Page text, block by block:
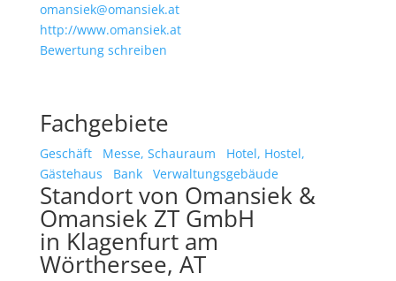
omansiek@omansiek.at
http://www.omansiek.at
Bewertung schreiben
Fachgebiete
Geschäft Messe, Schauraum
Hotel, Hostel,
Gästehaus
Bank Verwaltungsgebäude
Standort von Omansiek &
Omansiek ZT GmbH
in Klagenfurt am
Wörthersee, AT